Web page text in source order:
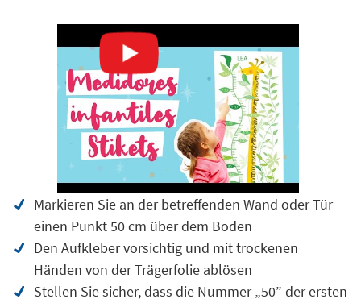
Markieren Sie an der betreffenden Wand oder Tür
einen Punkt 50 cm über dem Boden
Den Aufkleber vorsichtig und mit trockenen
Händen von der Trägerfolie ablösen
Stellen Sie sicher, dass die Nummer „50” der ersten